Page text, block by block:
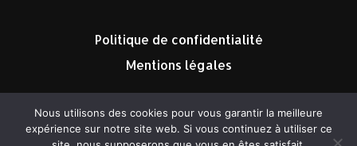
Politique de confidentialité
Mentions légales
Nous utilisons des cookies pour vous garantir la meilleure
expérience sur notre site web. Si vous continuez à utiliser ce